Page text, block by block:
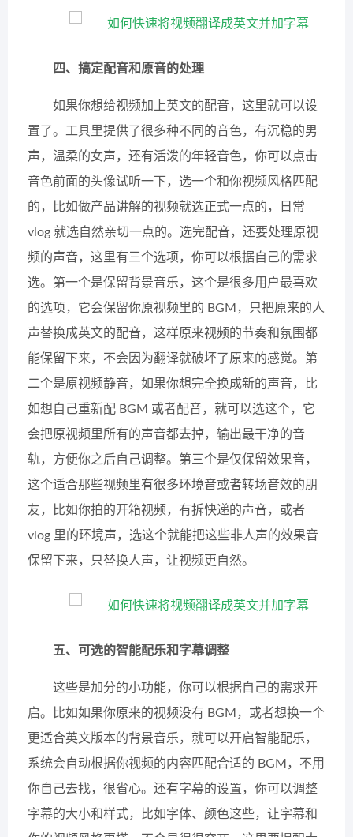
四、搞定配音和原音的处理
如果你想给视频加上英文的配音，这里就可以设
置了。工具里提供了很多种不同的音色，有沉稳的男
声，温柔的女声，还有活泼的年轻音色，你可以点击
音色前面的头像试听一下，选一个和你视频风格匹配
的，比如做产品讲解的视频就选正式一点的，日常
vlog 就选自然亲切一点的。选完配音，还要处理原视
频的声音，这里有三个选项，你可以根据自己的需求
选。第一个是保留背景音乐，这个是很多用户最喜欢
的选项，它会保留你原视频里的 BGM，只把原来的人
声替换成英文的配音，这样原来视频的节奏和氛围都
能保留下来，不会因为翻译就破坏了原来的感觉。第
二个是原视频静音，如果你想完全换成新的声音，比
如想自己重新配 BGM 或者配音，就可以选这个，它
会把原视频里所有的声音都去掉，输出最干净的音
轨，方便你之后自己调整。第三个是仅保留效果音，
这个适合那些视频里有很多环境音或者转场音效的朋
友，比如你拍的开箱视频，有拆快递的声音，或者
vlog 里的环境声，选这个就能把这些非人声的效果音
保留下来，只替换人声，让视频更自然。
五、可选的智能配乐和字幕调整
这些是加分的小功能，你可以根据自己的需求开
启。比如如果你原来的视频没有 BGM，或者想换一个
更适合英文版本的背景音乐，就可以开启智能配乐，
系统会自动根据你视频的内容匹配合适的 BGM，不用
你自己去找，很省心。还有字幕的设置，你可以调整
字幕的大小和样式，比如字体、颜色这些，让字幕和